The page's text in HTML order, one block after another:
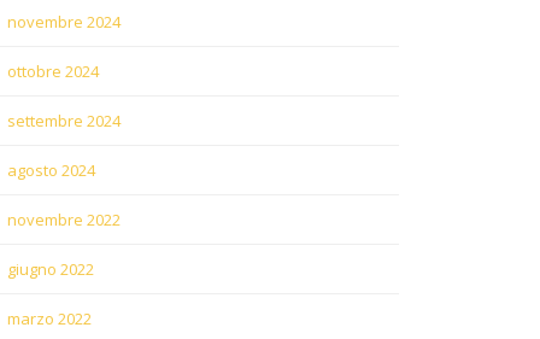
novembre 2024
ottobre 2024
settembre 2024
agosto 2024
novembre 2022
giugno 2022
marzo 2022